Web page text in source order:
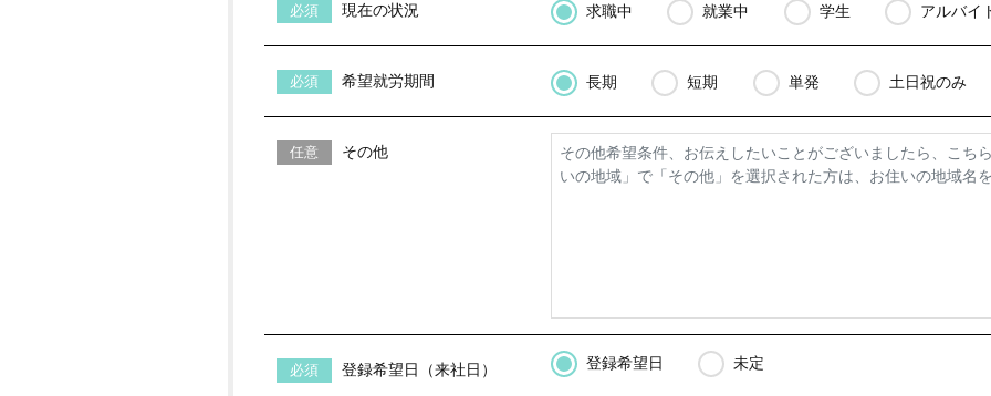
現在の状況 求職中 就業中 学生 アルバイ
希望就労期間 長期 短期 単発 土日祝のみ
その他
登録希望日（来社日） 登録希望日 未定